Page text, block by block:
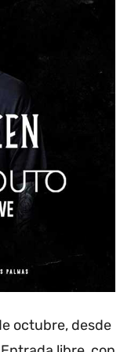
octubre, desde